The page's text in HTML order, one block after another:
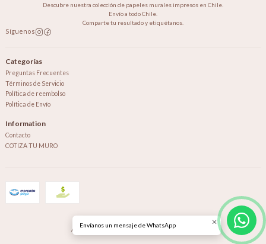
Descubre nuestra colección de papeles murales impresos en Chile.
Envío a todo Chile.
Comparte tu resultado y etiquétanos.
Síguenos
Categorías
Preguntas Frecuentes
Términos de Servicio
Política de reembolso
Política de Envío
Information
Contacto
COTIZA TU MURO
All Rights Reserved.Powered by Jumpseller
Envíanos un mensaje de WhatsApp